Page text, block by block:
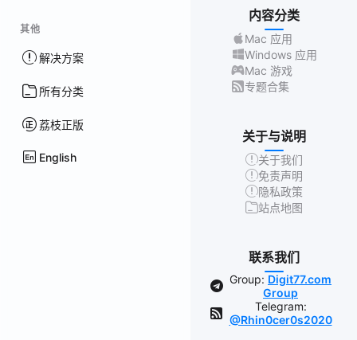
其他
解决方案
所有分类
荔枝正版
English
内容分类
Mac 应用
Windows 应用
Mac 游戏
专题合集
关于与说明
关于我们
免责声明
隐私政策
站点地图
联系我们
Group: Digit77.com
Group
Telegram:
@Rhin0cer0s2020